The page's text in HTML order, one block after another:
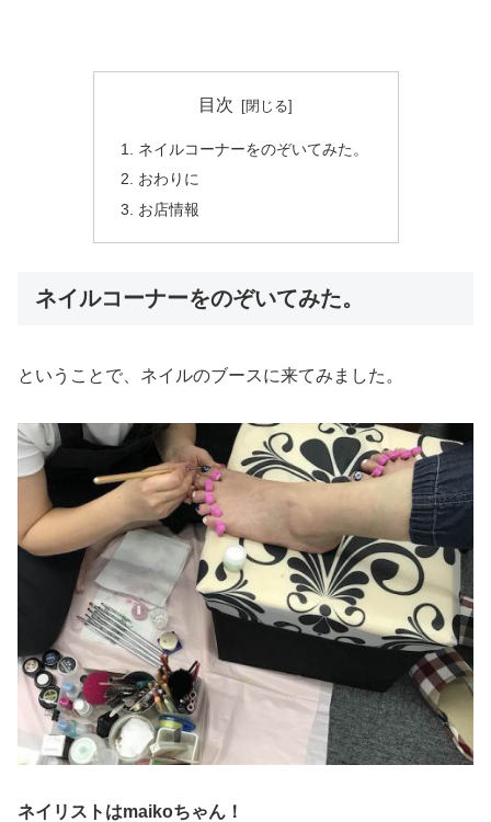
目次
ネイルコーナーをのぞいてみた。
おわりに
お店情報
ネイルコーナーをのぞいてみた。
ということで、ネイルのブースに来てみました。
ネイリストはmaikoちゃん！